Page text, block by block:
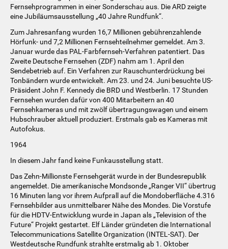
Fernsehprogrammen in einer Sonderschau aus. Die ARD zeigte
eine Jubiläumsausstellung „40 Jahre Rundfunk“.
Zum Jahresanfang wurden 16,7 Millionen gebührenzahlende
Hörfunk- und 7,2 Millionen Fernsehteilnehmer gemeldet. Am 3.
Januar wurde das PAL-Farbfernseh-Verfahren patentiert. Das
Zweite Deutsche Fernsehen (ZDF) nahm am 1. April den
Sendebetrieb auf. Ein Verfahren zur Rauschunterdrückung bei
Tonbändern wurde entwickelt. Am 23. und 24. Juni besuchte US-
Präsident John F. Kennedy die BRD und Westberlin. 17 Stunden
Fernsehen wurden dafür von 400 Mitarbeitern an 40
Fernsehkameras und mit zwölf übertragungswagen und einem
Hubschrauber aktuell produziert. Erstmals gab es Kameras mit
Autofokus.
1964
In diesem Jahr fand keine Funkausstellung statt.
Das Zehn-Millionste Fernsehgerät wurde in der Bundesrepublik
angemeldet. Die amerikanische Mondsonde „Ranger VII“ übertrug
16 Minuten lang vor ihrem Aufprall auf die Mondoberfläche 4.316
Fernsehbilder aus unmittelbarer Nähe des Mondes. Die Vorstufe
für die HDTV-Entwicklung wurde in Japan als „Television of the
Future“ Projekt gestartet. Elf Länder gründeten die International
Telecommunications Satellite Organization (INTEL-SAT). Der
Westdeutsche Rundfunk strahlte erstmalig ab 1. Oktober